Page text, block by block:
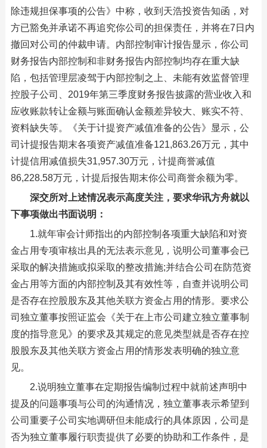
除违规担保事项的公告》中称，收到天浩投资告知函，对
方已豁免并承诺不再追究你公司的担保责任，并将在7日内
撤回对公司的仲裁申请。内部控制审计报告显示，你公司
财务报告内部控制和非财务报告内部控制均存在重大缺
陷，包括管理层凌驾于内部控制之上、未能有效监督管理
控股子公司、2019年第三季度财务报告披露的营业收入和
应收账款转让金额与账面确认金额差异较大、账实不符、
资料缺失等。《关于计提资产减值准备的公告》显示，公
司计提报告期末各项资产减值准备121,863.26万元，其中
计提信用减值损失31,957.30万元，计提商誉减值
86,228.58万元，计提后报告期末你公司商誉余额为零。
深交所对上述情况表示高度关注，要求华讯方舟就以
下事项做出书面说明：
1.就年审会计师指出的内部控制各项重大缺陷和对资
金占用专项审核出具的无法表示意见，说明公司董事会已
采取的解决措施或拟采取的整改措施;并结合公司在防范资
金占用等方面的内部控制及其有效性等，自查并说明公司
是否存在控股股东及其他关联方资金占用的情形。要求公
司独立董事按照证监会《关于在上市公司建立独立董事制
度的指导意见》的要求及其规定的意见类型就是否存在控
股股东及其他关联方资金占用的情形发表明确的独立意
见。
2.说明独立董事在定期报告编制过程中就前述声明中
提及的问题事项与公司的沟通情况，独立董事表示希望到
公司重要子公司实地调研但未能成行的具体原因，公司是
否为独立董事履行职责提供了必要的协助和工作条件，是